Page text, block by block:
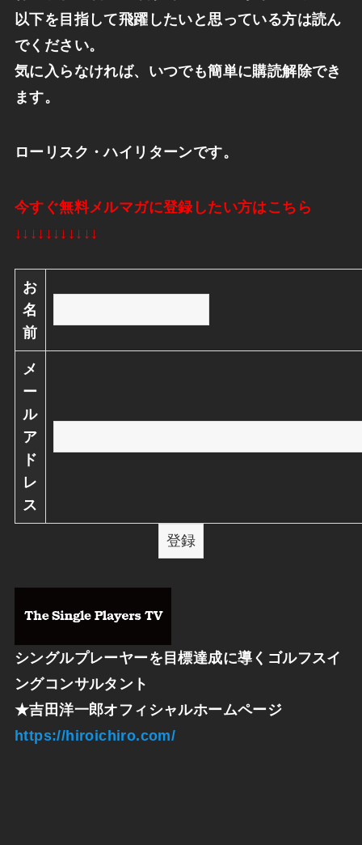
以下を目指して飛躍したいと思っている方は読ん
でください。
気に入らなければ、いつでも簡単に購読解除でき
ます。
ローリスク・ハイリターンです。
今すぐ無料メルマガに登録したい方はこちら
↓↓↓↓↓↓↓↓↓↓↓
お
名
前
メ
ー
ル
ア
ド
レ
ス
シングルプレーヤーを目標達成に導くゴルフスイ
ングコンサルタント
★吉田洋一郎オフィシャルホームページ
https://hiroichiro.com/